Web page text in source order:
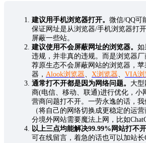
建议用手机浏览器打开。 微信/QQ可
保证网址是从浏览器/手机浏览器打
屏蔽一些站。
建议使用不会屏蔽网址的浏览器。 如
违规，并非真的违规。而是浏览器
荐原生态不会屏蔽网站的浏览器，
器， Alook浏览器、 X浏览器、 VIA浏
通常打不开都是因为网络问题。 大
商(电信、移动、联通)进行优化，小
营商问题打不开。一劳永逸的话，
（将自己的网络切换成更稳定的运
分境外网站需要魔法上网，比如
以上三点均能解决99.99%网站打不开
可在线留言，着急的话也可以加站长